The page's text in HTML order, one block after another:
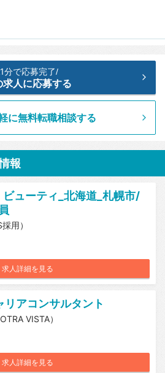
に無料転職相談する
1分で応募完了/
求人に応募する
報
ビューティ_北海道_札幌市/
用）
求人詳細を見る
リアコンサルタント
VISTA）
求人詳細を見る